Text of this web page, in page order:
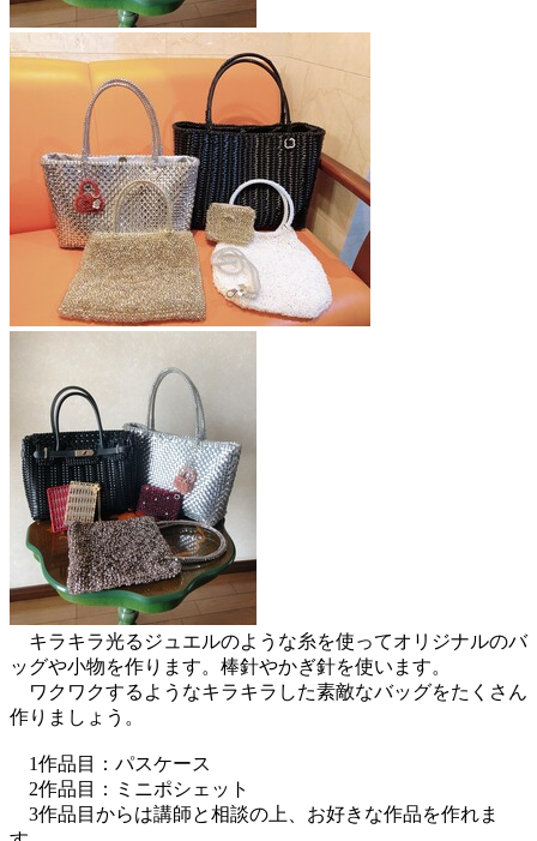
キラキラ光るジュエルのような糸を使ってオリジナルのバ
ッグや小物を作ります。棒針やかぎ針を使います。
ワクワクするようなキラキラした素敵なバッグをたくさん
作りましょう。
1作品目：パスケース
2作品目：ミニポシェット
3作品目からは講師と相談の上、お好きな作品を作れま